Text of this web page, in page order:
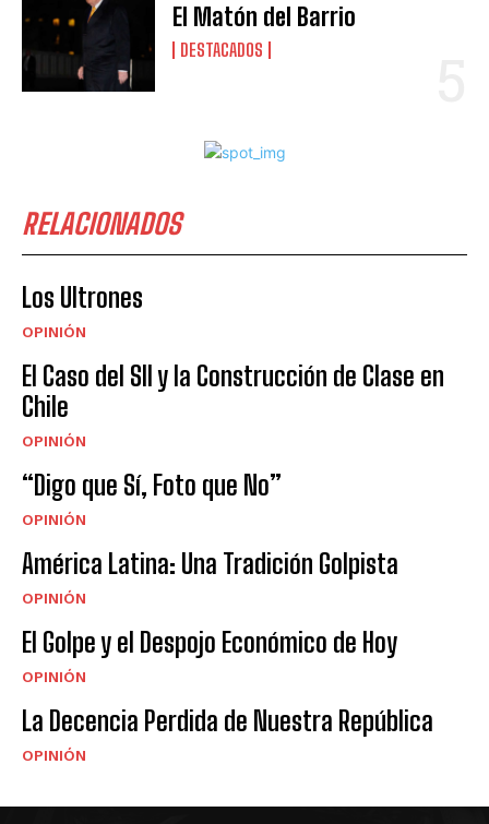
El Matón del Barrio
DESTACADOS
RELACIONADOS
Los Ultrones
OPINIÓN
El Caso del SII y la Construcción de Clase en
Chile
OPINIÓN
“Digo que Sí, Foto que No”
OPINIÓN
América Latina: Una Tradición Golpista
OPINIÓN
El Golpe y el Despojo Económico de Hoy
OPINIÓN
La Decencia Perdida de Nuestra República
OPINIÓN